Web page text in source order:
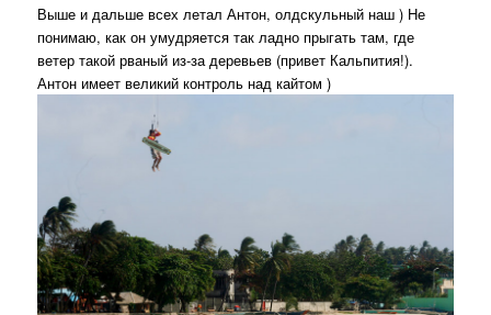
Выше и дальше всех летал Антон, олдскульный наш ) Не
понимаю, как он умудряется так ладно прыгать там, где
ветер такой рваный из-за деревьев (привет Кальпития!).
Антон имеет великий контроль над кайтом )